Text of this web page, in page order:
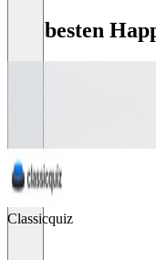
Die besten
Classicquiz